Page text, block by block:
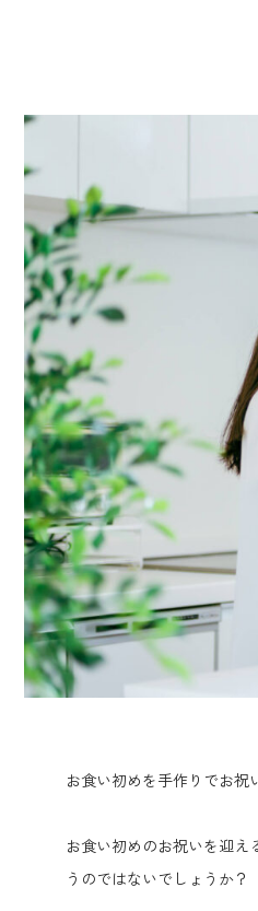
お食い初めを手作りでお祝
お食い初めのお祝いを迎
うのではないでしょうか？